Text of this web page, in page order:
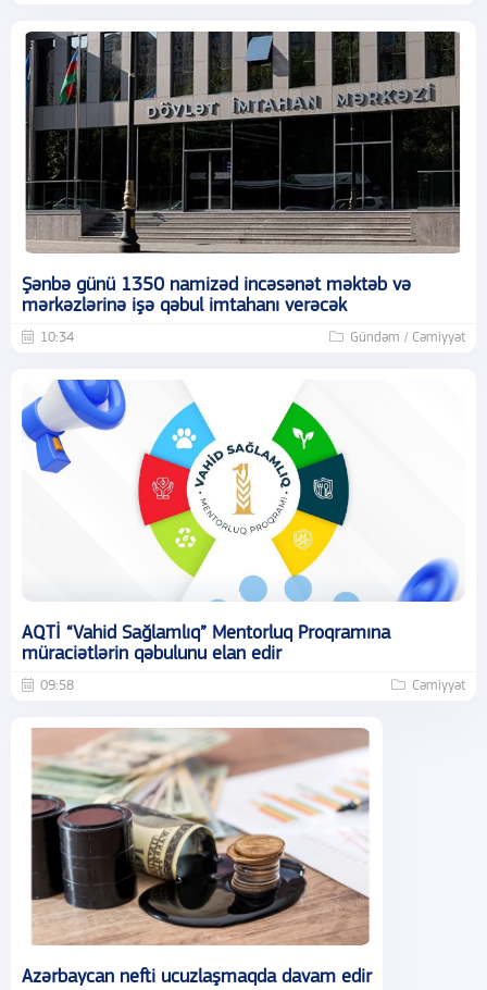
Şənbə günü 1350 namizəd incəsənət məktəb və
mərkəzlərinə işə qəbul imtahanı verəcək
10:34 Gündəm / Cəmiyyət
AQTİ “Vahid Sağlamlıq” Mentorluq Proqramına
müraciətlərin qəbulunu elan edir
09:58 Cəmiyyət
Azərbaycan nefti ucuzlaşmaqda davam edir